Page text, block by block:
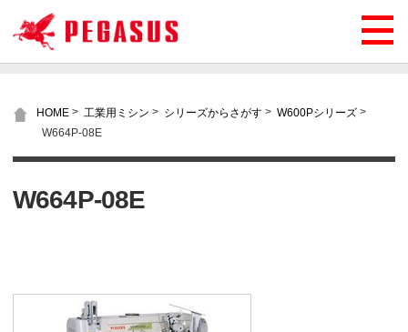
HOME > 工業用ミシン > シリーズからさがす > W600Pシリーズ >
W664P-08E
W664P-08E